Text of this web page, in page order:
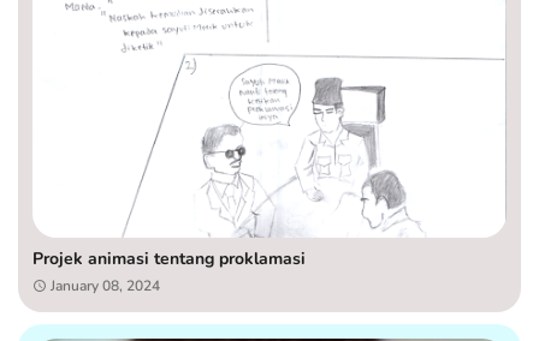
Projek animasi tentang proklamasi
January 08, 2024